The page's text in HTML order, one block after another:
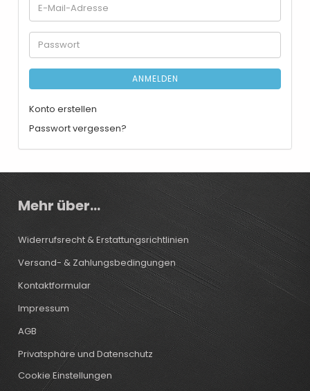
E-
Mail-
Adresse
Passwort
ANMELDEN
Konto erstellen
Passwort vergessen?
Mehr über...
Widerrufsrecht & Erstattungsrichtlinien
Versand- & Zahlungsbedingungen
Kontaktformular
Impressum
AGB
Privatsphäre und Datenschutz
Cookie Einstellungen